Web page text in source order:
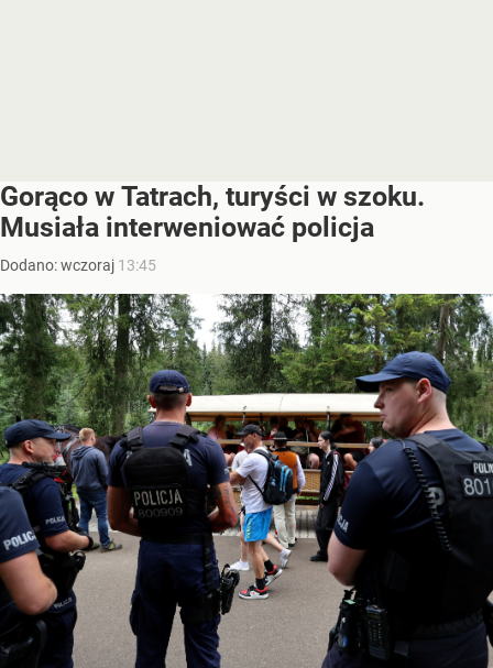
Gorąco w Tatrach, turyści w szoku.
Musiała interweniować policja
Dodano:wczoraj 13:45